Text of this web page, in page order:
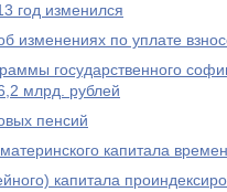
год изменился
изменениях по уплате
государственного
млрд. рублей
пенсий
капитала
капитала